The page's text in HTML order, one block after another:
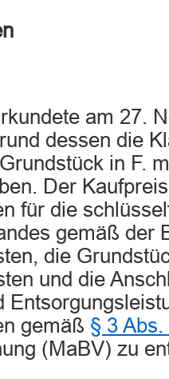
am 27.
dessen die
in F.
Der
für die
gemäß der
die
und die
gemäß § 3 Abs.
(MaBV) zu